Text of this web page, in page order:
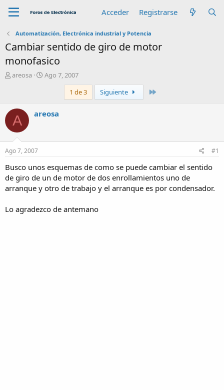
Acceder Registrarse
Automatización, Electrónica industrial y Potencia
Cambiar sentido de giro de motor
monofasico
A
r
areosa
F
a
d
c
o
Ago 7, 2007
1 de 3
Siguiente
A areosa
Ago 7, 2007 #1
Busco unos esquemas de como se puede cambiar el sentido
de giro de un de motor de dos enrollamientos uno de
arranque y otro de trabajo y el arranque es por condensador.
Lo agradezco de antemano